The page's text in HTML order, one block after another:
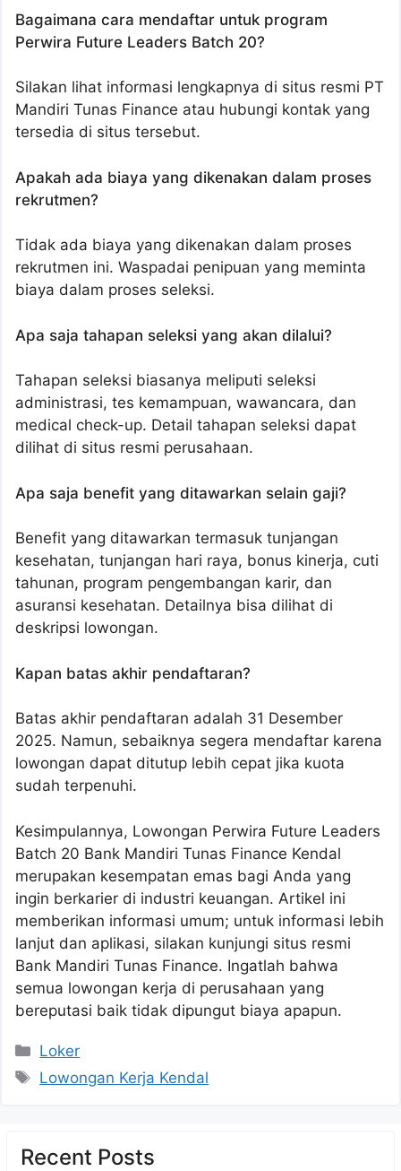
Bagaimana cara mendaftar untuk program
Perwira Future Leaders Batch 20?
Silakan lihat informasi lengkapnya di situs resmi PT
Mandiri Tunas Finance atau hubungi kontak yang
tersedia di situs tersebut.
Apakah ada biaya yang dikenakan dalam proses
rekrutmen?
Tidak ada biaya yang dikenakan dalam proses
rekrutmen ini. Waspadai penipuan yang meminta
biaya dalam proses seleksi.
Apa saja tahapan seleksi yang akan dilalui?
Tahapan seleksi biasanya meliputi seleksi
administrasi, tes kemampuan, wawancara, dan
medical check-up. Detail tahapan seleksi dapat
dilihat di situs resmi perusahaan.
Apa saja benefit yang ditawarkan selain gaji?
Benefit yang ditawarkan termasuk tunjangan
kesehatan, tunjangan hari raya, bonus kinerja, cuti
tahunan, program pengembangan karir, dan
asuransi kesehatan. Detailnya bisa dilihat di
deskripsi lowongan.
Kapan batas akhir pendaftaran?
Batas akhir pendaftaran adalah 31 Desember
2025. Namun, sebaiknya segera mendaftar karena
lowongan dapat ditutup lebih cepat jika kuota
sudah terpenuhi.
Kesimpulannya, Lowongan Perwira Future Leaders
Batch 20 Bank Mandiri Tunas Finance Kendal
merupakan kesempatan emas bagi Anda yang
ingin berkarier di industri keuangan. Artikel ini
memberikan informasi umum; untuk informasi lebih
lanjut dan aplikasi, silakan kunjungi situs resmi
Bank Mandiri Tunas Finance. Ingatlah bahwa
semua lowongan kerja di perusahaan yang
bereputasi baik tidak dipungut biaya apapun.
Kategori
Loker
Tag
Lowongan Kerja Kendal
Recent Posts